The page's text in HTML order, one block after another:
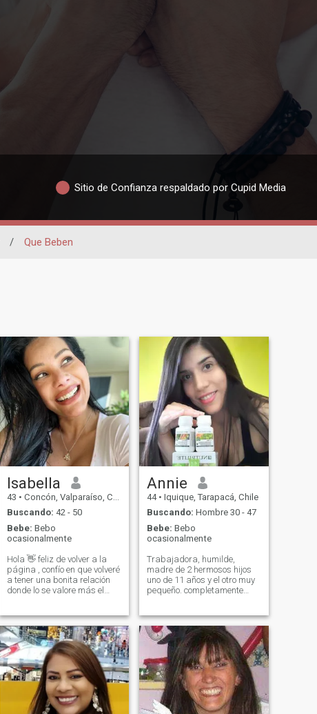
Sitio de Confianza respaldado por Cupid Media
/ Que Beben
Isabella
43 • Concón, Valparaíso, Chile
Buscando: 42 - 50
Bebe: Bebo
ocasionalmente
Hola 👋 feliz de volver a la
página , confío en que volveré
a tener una bonita relación
donde lo se valore más el
vivo en viña del mar chile .
Amo la naturaleza 🍂 y la
buena vida pero sana . Amor
el deporte y cuidarme
siempre . Tengo muchas
cosas que decir y muchas
cosas por aportar también
en una bonita amistad .
Annie
44 • Iquique, Tarapacá, Chile
Buscando: Hombre 30 - 47
Bebe: Bebo
ocasionalmente
Trabajadora, humilde,
madre de 2 hermosos hijos
uno de 11 años y el otro muy
pequeño. completamente
mientras consigo lo que
quiero" es mi lema. Por favor
abstenerse hombres
casados, comprometidos o
que lo unico que buscan es
un jueguito ademas de
buscar una prostituta QUE
NO SOY